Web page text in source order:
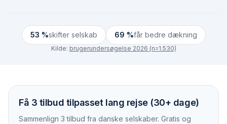
53 %skifter selskab 69 %får bedre dækning
Kilde: brugerundersøgelse 2026 (n=1.530)
Få 3 tilbud tilpasset lang rejse (30+ dage)
Sammenlign 3 tilbud fra danske selskaber. Gratis og